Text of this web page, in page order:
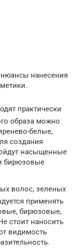
нюансы нанесения
практически
образа можно
белые,
создания
насыщенные
бирюзовые
волос, зеленых
применять
бирюзовые,
стоит наносить
видимость